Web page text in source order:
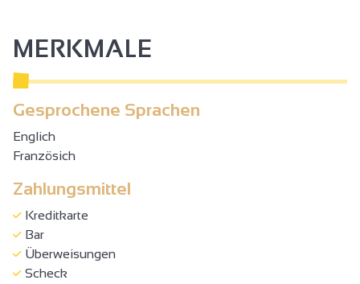
MERKMALE
Gesprochene Sprachen
Englich
Französich
Zahlungsmittel
Kreditkarte
Bar
Überweisungen
Scheck